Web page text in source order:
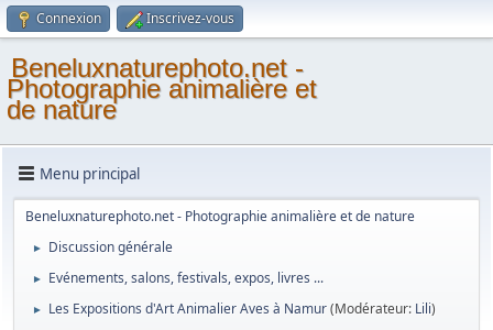
Connexion Inscrivez-vous
Beneluxnaturephoto.net -
Photographie animalière et
de nature
Menu principal
Beneluxnaturephoto.net - Photographie animalière et de nature
► Discussion générale
► Evénements, salons, festivals, expos, livres ...
► Les Expositions d'Art Animalier Aves à Namur(Modérateur: Lili)